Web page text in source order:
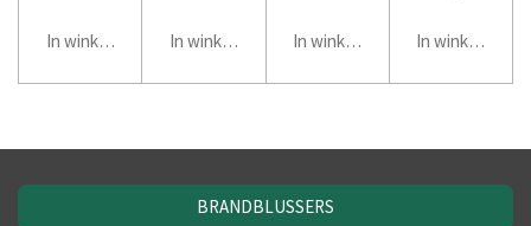
In winkelwagen In winkelwagen In winkelwagen In winkelwagen
BRANDBLUSSERS